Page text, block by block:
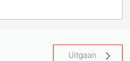
Uitgaan